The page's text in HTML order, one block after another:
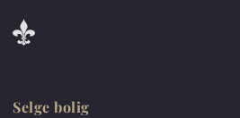
Selge bolig